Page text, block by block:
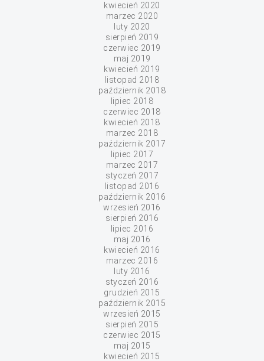
kwiecień 2020
marzec 2020
luty 2020
sierpień 2019
czerwiec 2019
maj 2019
kwiecień 2019
listopad 2018
październik 2018
lipiec 2018
czerwiec 2018
kwiecień 2018
marzec 2018
październik 2017
lipiec 2017
marzec 2017
styczeń 2017
listopad 2016
październik 2016
wrzesień 2016
sierpień 2016
lipiec 2016
maj 2016
kwiecień 2016
marzec 2016
luty 2016
styczeń 2016
grudzień 2015
październik 2015
wrzesień 2015
sierpień 2015
czerwiec 2015
maj 2015
kwiecień 2015